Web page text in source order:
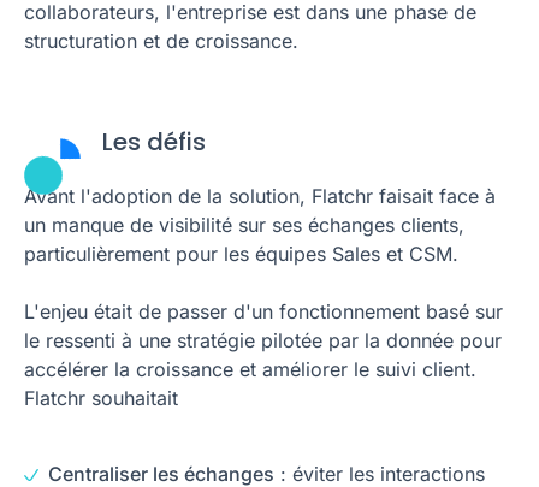
collaborateurs, l'entreprise est dans une phase de
structuration et de croissance.
Les défis
Avant l'adoption de la solution, Flatchr faisait face à
un manque de visibilité sur ses échanges clients,
particulièrement pour les équipes Sales et CSM.
L'enjeu était de passer d'un fonctionnement basé sur
le ressenti à une stratégie pilotée par la donnée pour
accélérer la croissance et améliorer le suivi client.
Flatchr souhaitait
Centraliser les échanges : éviter les interactions